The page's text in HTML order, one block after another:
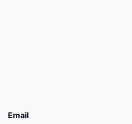
Email